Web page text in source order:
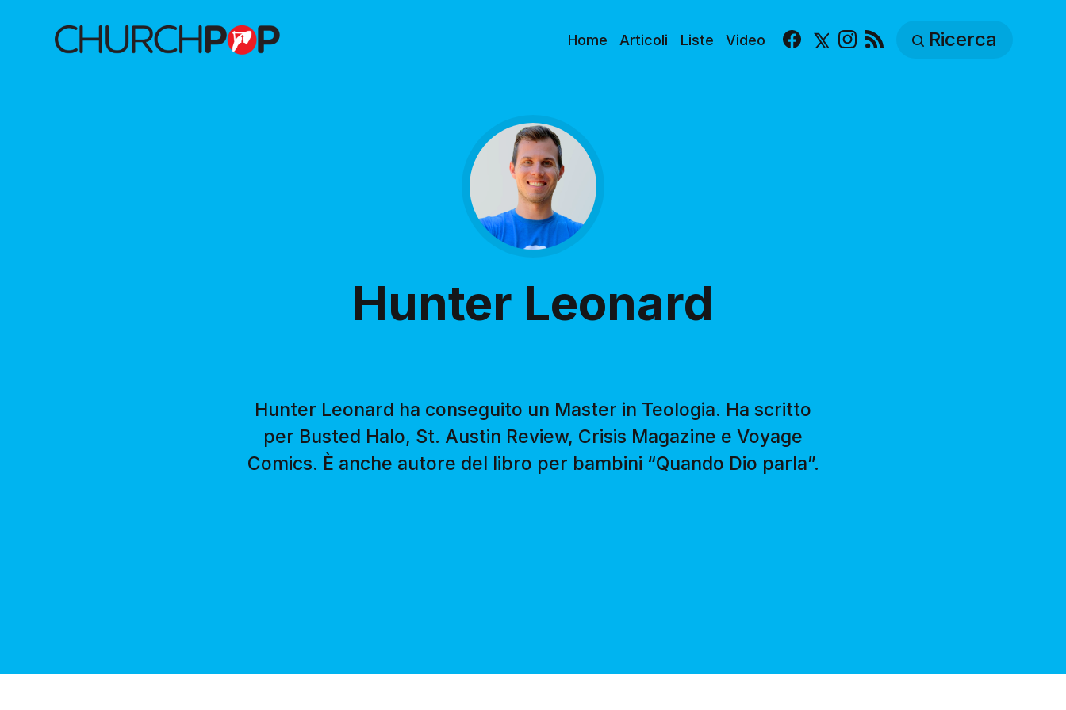
Home Articoli Liste Video Facebook
X Instagram Ricerca
Hunter Leonard
Hunter Leonard ha conseguito un Master in Teologia. Ha scritto
per Busted Halo, St. Austin Review, Crisis Magazine e Voyage
Comics. È anche autore del libro per bambini “Quando Dio parla”.